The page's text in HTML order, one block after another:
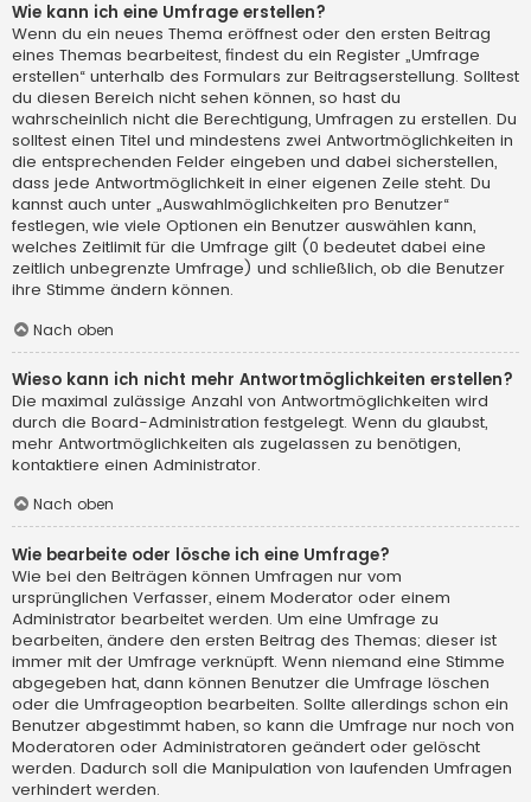
Wie kann ich eine Umfrage erstellen?
Wenn du ein neues Thema eröffnest oder den ersten Beitrag
eines Themas bearbeitest, findest du ein Register „Umfrage
erstellen“ unterhalb des Formulars zur Beitragserstellung. Solltest
du diesen Bereich nicht sehen können, so hast du
wahrscheinlich nicht die Berechtigung, Umfragen zu erstellen. Du
solltest einen Titel und mindestens zwei Antwortmöglichkeiten in
die entsprechenden Felder eingeben und dabei sicherstellen,
dass jede Antwortmöglichkeit in einer eigenen Zeile steht. Du
kannst auch unter „Auswahlmöglichkeiten pro Benutzer“
festlegen, wie viele Optionen ein Benutzer auswählen kann,
welches Zeitlimit für die Umfrage gilt (0 bedeutet dabei eine
zeitlich unbegrenzte Umfrage) und schließlich, ob die Benutzer
ihre Stimme ändern können.
Nach oben
Wieso kann ich nicht mehr Antwortmöglichkeiten erstellen?
Die maximal zulässige Anzahl von Antwortmöglichkeiten wird
durch die Board-Administration festgelegt. Wenn du glaubst,
mehr Antwortmöglichkeiten als zugelassen zu benötigen,
kontaktiere einen Administrator.
Nach oben
Wie bearbeite oder lösche ich eine Umfrage?
Wie bei den Beiträgen können Umfragen nur vom
ursprünglichen Verfasser, einem Moderator oder einem
Administrator bearbeitet werden. Um eine Umfrage zu
bearbeiten, ändere den ersten Beitrag des Themas; dieser ist
immer mit der Umfrage verknüpft. Wenn niemand eine Stimme
abgegeben hat, dann können Benutzer die Umfrage löschen
oder die Umfrageoption bearbeiten. Sollte allerdings schon ein
Benutzer abgestimmt haben, so kann die Umfrage nur noch von
Moderatoren oder Administratoren geändert oder gelöscht
werden. Dadurch soll die Manipulation von laufenden Umfragen
verhindert werden.